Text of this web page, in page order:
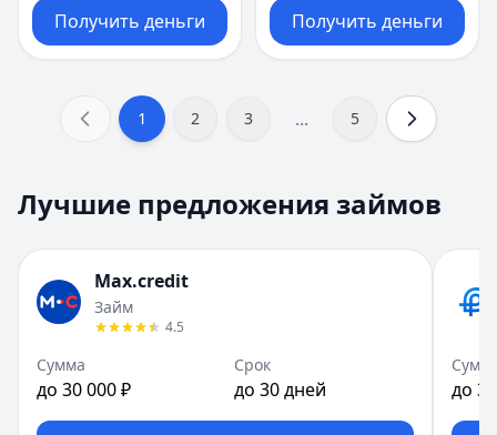
Получить деньги Получить деньги
1 2 3 ... 5
Лучшие предложения займов
Max.credit
Займ
4.5
Сумма
до 30 000 ₽
Срок
до 30 дней до